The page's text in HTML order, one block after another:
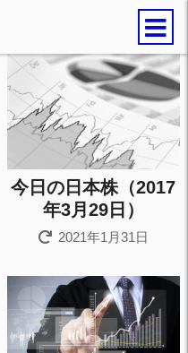
今日の日本株（2017
年3月29日）
2021年1月31日